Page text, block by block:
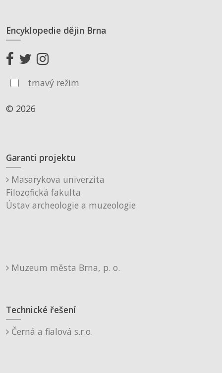
Encyklopedie dějin Brna
tmavý režim
© 2026
Garanti projektu
Masarykova univerzita
Filozofická fakulta
Ústav archeologie a muzeologie
Muzeum města Brna, p. o.
Technické řešení
Černá a fialová s.r.o.